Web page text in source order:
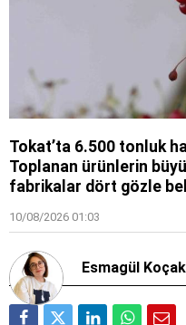
Tokat’ta 6.500 tonluk
Toplanan ürünlerin
fabrikalar dört gözle
10/08/2026 01:03
Esmagül Koçak